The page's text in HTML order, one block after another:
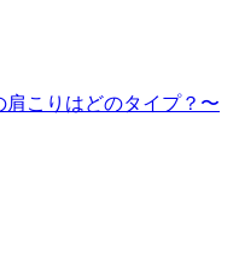
こりはどのタイプ？〜